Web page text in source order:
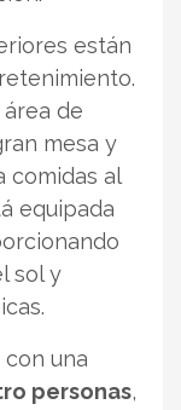
están
de
mesa y
comidas al
equipada
sol y
con una
personas,